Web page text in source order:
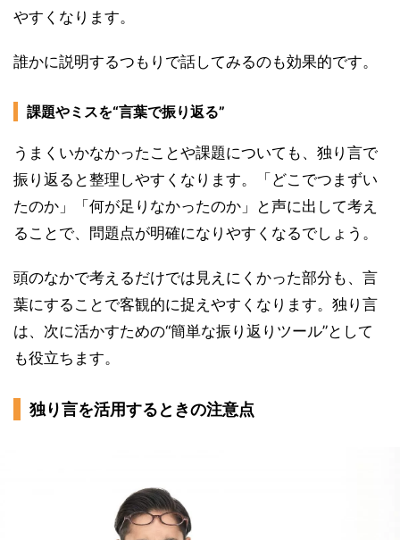
やすくなります。
誰かに説明するつもりで話してみるのも効果的です。
課題やミスを“言葉で振り返る”
うまくいかなかったことや課題についても、独り言で
振り返ると整理しやすくなります。「どこでつまずい
たのか」「何が足りなかったのか」と声に出して考え
ることで、問題点が明確になりやすくなるでしょう。
頭のなかで考えるだけでは見えにくかった部分も、言
葉にすることで客観的に捉えやすくなります。独り言
は、次に活かすための“簡単な振り返りツール”として
も役立ちます。
独り言を活用するときの注意点